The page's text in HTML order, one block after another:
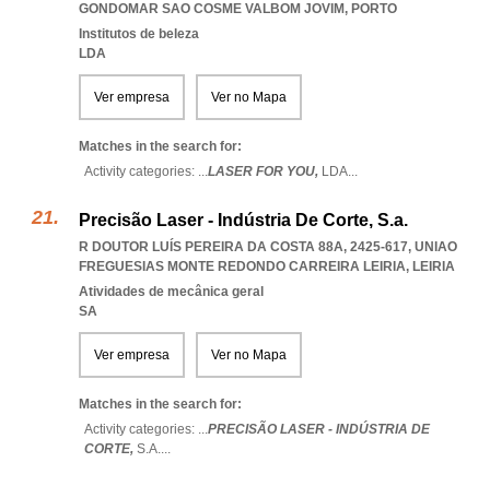
GONDOMAR SAO COSME VALBOM JOVIM, PORTO
Institutos de beleza
LDA
Ver empresa Ver no Mapa
Matches in the search for:
Activity categories: ...LASER FOR YOU, LDA...
Precisão Laser - Indústria De Corte, S.a.
R DOUTOR LUÍS PEREIRA DA COSTA 88A, 2425-617, UNIAO
FREGUESIAS MONTE REDONDO CARREIRA LEIRIA, LEIRIA
Atividades de mecânica geral
SA
Ver empresa Ver no Mapa
Matches in the search for:
Activity categories: ...PRECISÃO LASER - INDÚSTRIA DE
CORTE, S.A....